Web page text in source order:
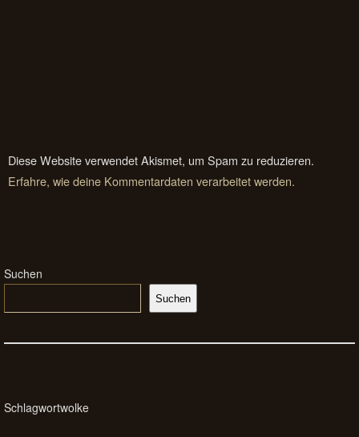
Diese Website verwendet Akismet, um Spam zu reduzieren.
Erfahre, wie deine Kommentardaten verarbeitet werden.
Suchen
Suchen
Schlagwortwolke